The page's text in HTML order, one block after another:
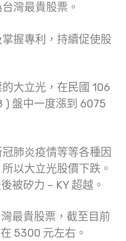
灣最貴股票。
握專利，持續促使股
大立光，在民國 106
) 盤中一度漲到 6075
肺炎疫情等等各種因
以大立光股價下跌。
被矽力 – KY 超越。
最貴股票，截至目前
5300 元左右。